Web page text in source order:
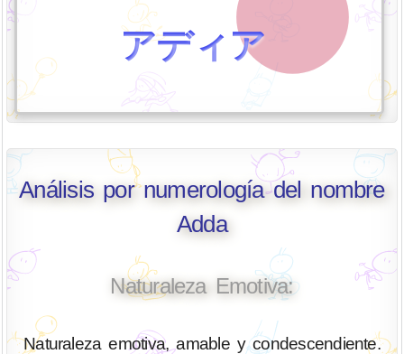
アディア
Análisis por numerología del nombre
Adda
Naturaleza Emotiva:
Naturaleza emotiva, amable y condescendiente.